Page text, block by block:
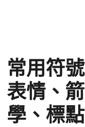
常用符
表情、
學、標